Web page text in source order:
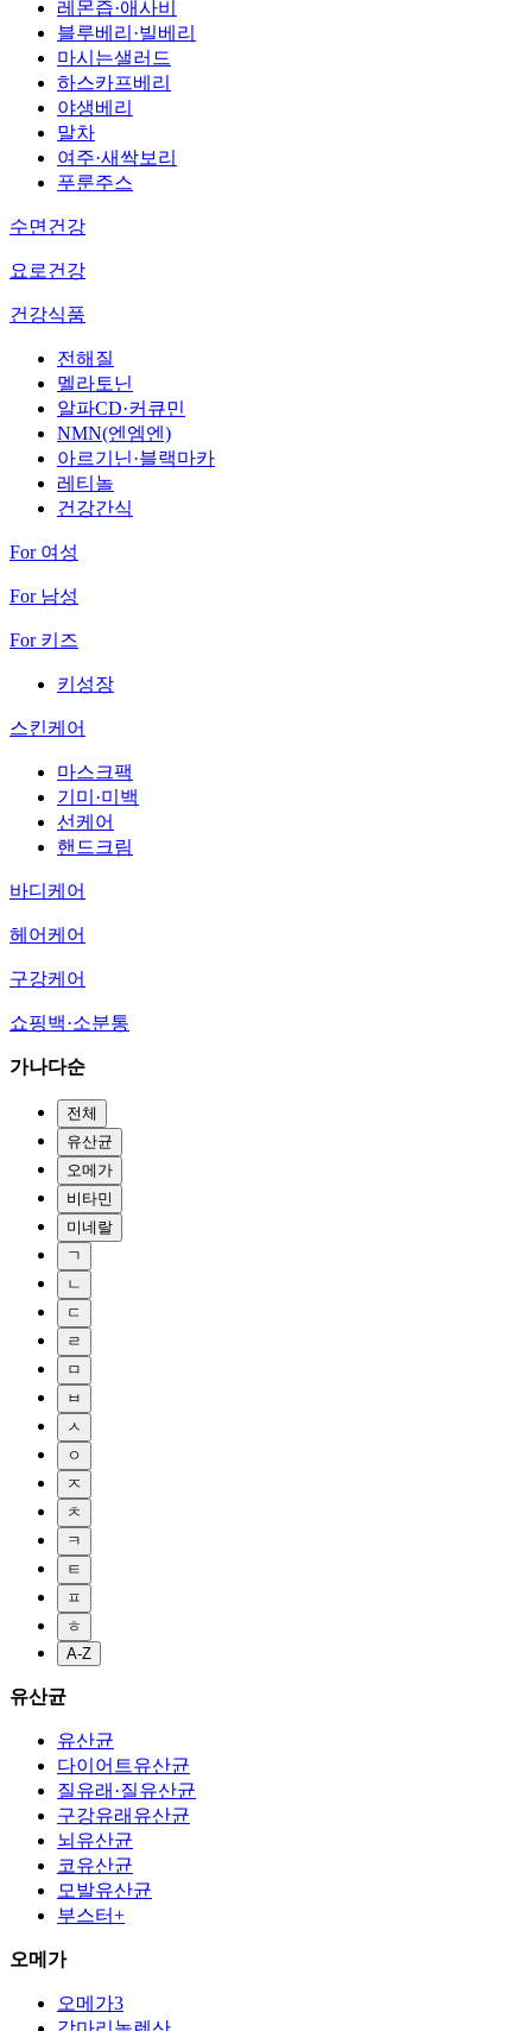
레몬즙·애사비
블루베리·빌베리
마시는샐러드
하스카프베리
야생베리
말차
여주·새싹보리
푸룬주스
수면건강
요로건강
건강식품
전해질
멜라토닌
알파CD·커큐민
NMN(엔엠엔)
아르기닌·블랙마카
레티놀
건강간식
For 여성
For 남성
For 키즈
키성장
스킨케어
마스크팩
기미·미백
선케어
핸드크림
바디케어
헤어케어
구강케어
쇼핑백·소분통
가나다순
전체
유산균
오메가
비타민
미네랄
ㄱ
ㄴ
ㄷ
ㄹ
ㅁ
ㅂ
ㅅ
ㅇ
ㅈ
ㅊ
ㅋ
ㅌ
ㅍ
ㅎ
A-Z
유산균
유산균
다이어트유산균
질유래·질유산균
구강유래유산균
뇌유산균
코유산균
모발유산균
부스터+
오메가
오메가3